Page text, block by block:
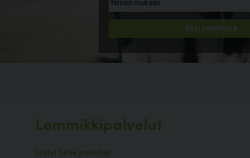
Lemmikkipalvelut
Löytyi 2494 palvelua